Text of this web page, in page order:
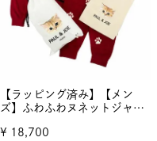
【ラッピング済み】【メン
ズ】ふわふわヌネットジャガ
ム猫足跡ジャガード ロング
¥ 18,700